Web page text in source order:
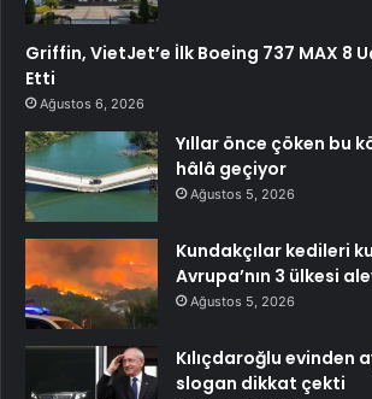
Griffin, VietJet’e İlk Boeing 737 MAX 8
Etti
Ağustos 6, 2026
Yıllar önce çöken bu
hâlâ geçiyor
Ağustos 5, 2026
Kundakçılar kedileri
Avrupa’nın 3 ülkesi
Ağustos 5, 2026
Kılıçdaroğlu evinden
slogan dikkat çekti